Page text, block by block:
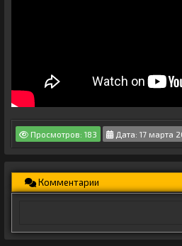
Просмотров: 183 Дата: 17 марта
Комментарии